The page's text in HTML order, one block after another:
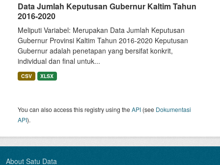
Data Jumlah Keputusan Gubernur Kaltim Tahun
2016-2020
Meliputi Variabel: Merupakan Data Jumlah Keputusan
Gubernur Provinsi Kaltim Tahun 2016-2020 Keputusan
Gubernur adalah penetapan yang bersifat konkrit,
individual dan final untuk...
CSV XLSX
You can also access this registry using theAPI (see Dokumentasi
API).
About Satu Data